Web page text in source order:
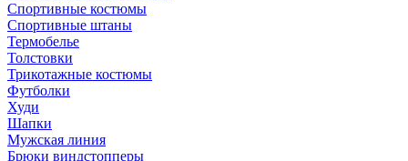
Спортивные костюмы
Спортивные штаны
Термобелье
Толстовки
Трикотажные костюмы
Футболки
Худи
Шапки
Мужская линия
Брюки виндстопперы